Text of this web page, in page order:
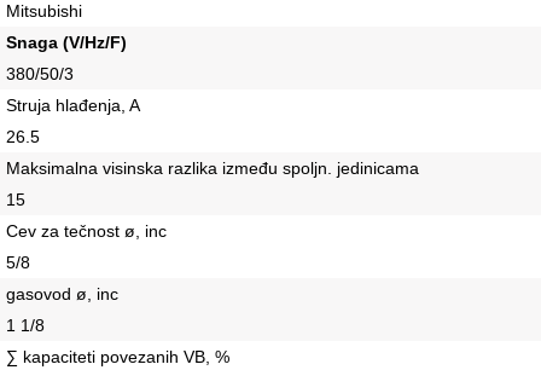
Mitsubishi
Snaga (V/Hz/F)
380/50/3
Struja hlađenja, A
26.5
Maksimalna visinska razlika između spoljn. jedinicama
15
Cev za tečnost ø, inc
5/8
gasovod ø, inc
1 1/8
∑ kapaciteti povezanih VB, %